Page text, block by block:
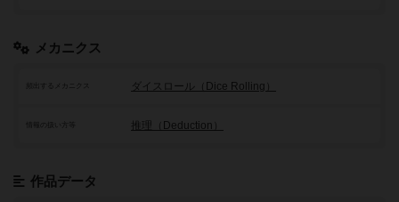
メカニクス
頻出するメカニクス ダイスロール（Dice Rolling）
推理（Deduction）
作品データ